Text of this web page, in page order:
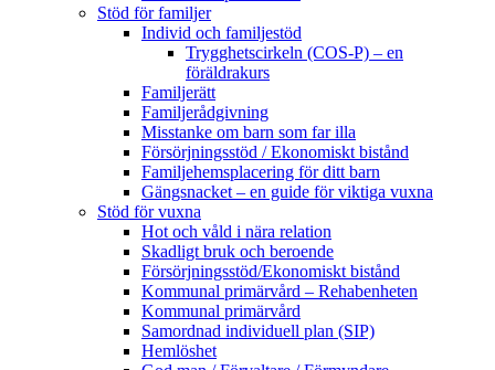
Stöd för familjer
Individ och familjestöd
Trygghetscirkeln (COS-P) – en
föräldrakurs
Familjerätt
Familjerådgivning
Misstanke om barn som far illa
Försörjningsstöd / Ekonomiskt bistånd
Familjehemsplacering för ditt barn
Gängsnacket – en guide för viktiga vuxna
Stöd för vuxna
Hot och våld i nära relation
Skadligt bruk och beroende
Försörjningsstöd/Ekonomiskt bistånd
Kommunal primärvård – Rehabenheten
Kommunal primärvård
Samordnad individuell plan (SIP)
Hemlöshet